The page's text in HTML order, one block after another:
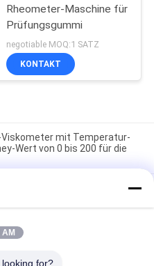
Rheometer-Maschine für
Prüfungsgummi
negotiable MOQ:1 SATZ
KONTAKT
mit Temperatur-
Wert von 0 bis 200 für die
mit
s und Abstand von Zentrum
for?